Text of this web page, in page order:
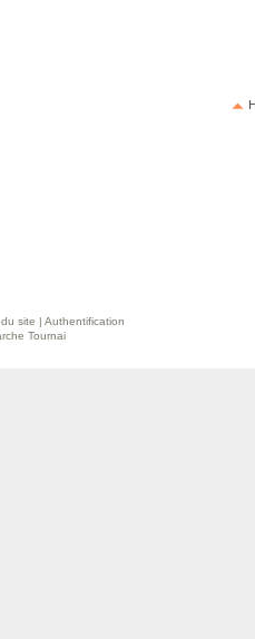
site | Authentification
Tournai